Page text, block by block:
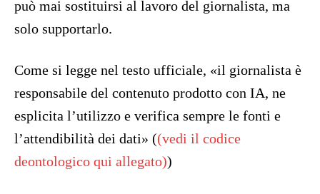
può mai sostituirsi al lavoro del giornalista, ma
solo supportarlo.
Come si legge nel testo ufficiale, «il giornalista è
responsabile del contenuto prodotto con IA, ne
esplicita l’utilizzo e verifica sempre le fonti e
l’attendibilità dei dati» ((vedi il codice
deontologico qui allegato))